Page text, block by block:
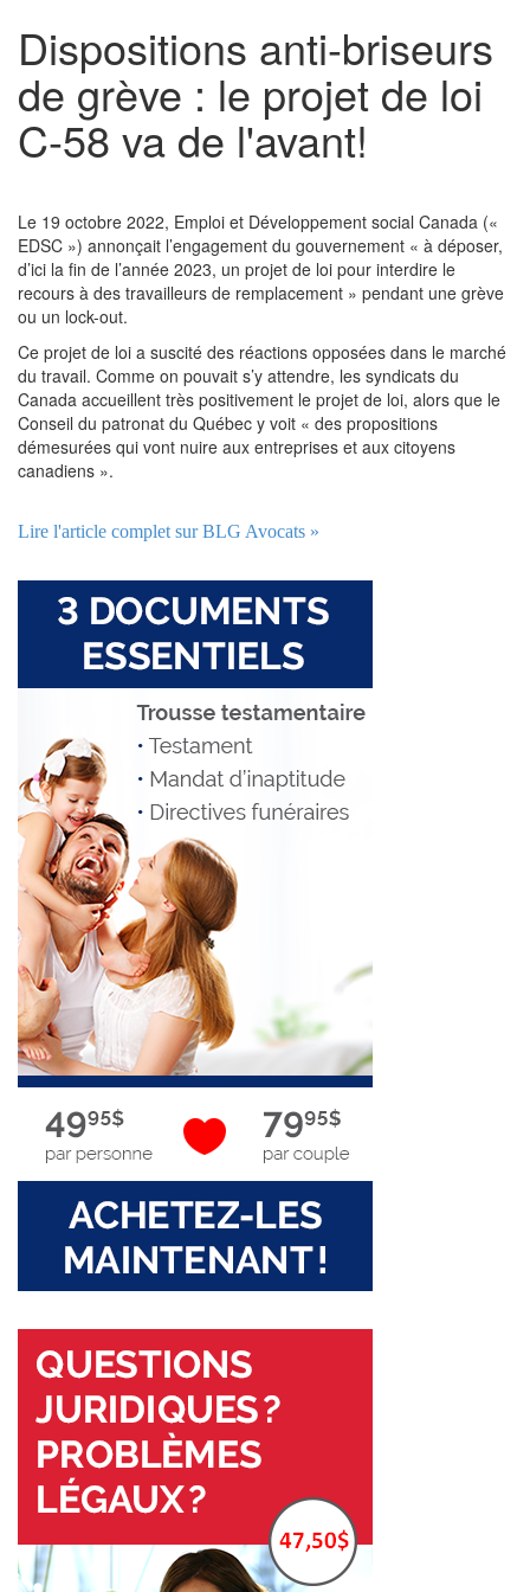
Dispositions anti-briseurs
de grève : le projet de loi
C-58 va de l'avant!
Le 19 octobre 2022, Emploi et Développement social Canada («
EDSC ») annonçait l’engagement du gouvernement « à déposer,
d’ici la fin de l’année 2023, un projet de loi pour interdire le
recours à des travailleurs de remplacement » pendant une grève
ou un lock-out.
Ce projet de loi a suscité des réactions opposées dans le marché
du travail. Comme on pouvait s’y attendre, les syndicats du
Canada accueillent très positivement le projet de loi, alors que le
Conseil du patronat du Québec y voit « des propositions
démesurées qui vont nuire aux entreprises et aux citoyens
canadiens ».
Lire l'article complet sur BLG Avocats »